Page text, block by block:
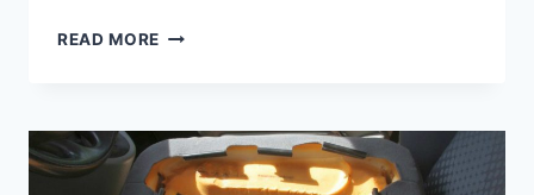
READ MORE SICHERUNG
SCHALTSEIL
AM
GETRIEBE